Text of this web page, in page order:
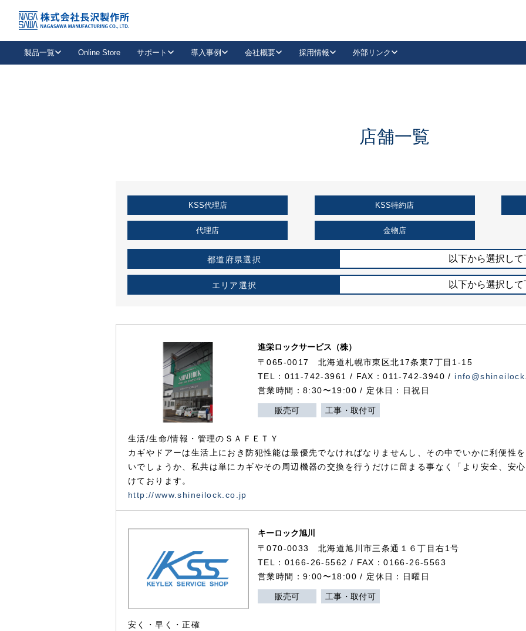
製品一覧
抗ウイルス・抗菌製品
キーレックスを品番からお探しいただけます。
Online Store サポート
取扱店情報
お役立ち情報
導入事例
企業様採用事例
会社概要 採用情報 外部リンク
LinkedIn
KSS加盟店・取扱店情報
店舗一覧
店舗一覧
KSS代理店 KSS特約店
代理店 金物店
都道府県選択 以下から選択し
エリア選択 以下から選択し
進栄ロックサービス（株）
〒065-0017 北海道札幌市東区北17条東7丁目1-15
TEL：011-742-3961 / FAX：011-742-3940 /
営業時間：8:30〜19:00 / 定休日：日祝日
販売可 工事・取付可
生活/生命/情報・管理のＳＡＦＥＴＹ
カギやドアーは生活上におき防犯性能は最優先でなければなりませんし、その中でいかに利便性
いでしょうか、私共は単にカギやその周辺機器の交換を行うだけに留まる事なく「より安全、安
けております。
http://www.shineilock.co.jp
キーロック旭川
〒070-0033 北海道旭川市三条通１６丁目右1号
TEL：0166-26-5562 / FAX：0166-26-5563
営業時間：9:00〜18:00 / 定休日：日曜日
販売可 工事・取付可
安く・早く・正確